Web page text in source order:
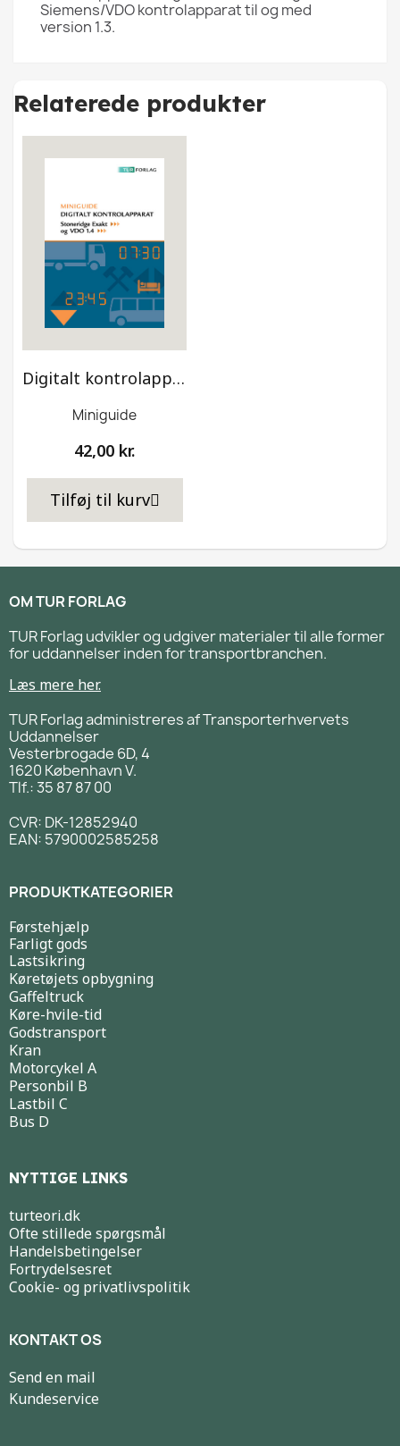
Siemens/VDO kontrolapparat til og med
version 1.3.
Relaterede produkter
Digitalt kontrolapparat Stoneridge Exakt og VDO 1.4
Miniguide
42,00 kr.
Tilføj til kurv
OM TUR FORLAG
TUR Forlag udvikler og udgiver materialer til alle former
for uddannelser inden for transportbranchen.
Læs mere her.
TUR Forlag administreres af Transporterhvervets
Uddannelser
Vesterbrogade 6D, 4
1620 København V.
Tlf.: 35 87 87 00
CVR: DK-12852940
EAN: 5790002585258
PRODUKTKATEGORIER
Førstehjælp
Farligt gods
Lastsikring
Køretøjets opbygning
Gaffeltruck
Køre-hvile-tid
Godstransport
Kran
Motorcykel A
Personbil B
Lastbil C
Bus D
NYTTIGE LINKS
turteori.dk
Ofte stillede spørgsmål
Handelsbetingelser
Fortrydelsesret
Cookie- og privatlivspolitik
KONTAKT OS
Send en mail
Kundeservice